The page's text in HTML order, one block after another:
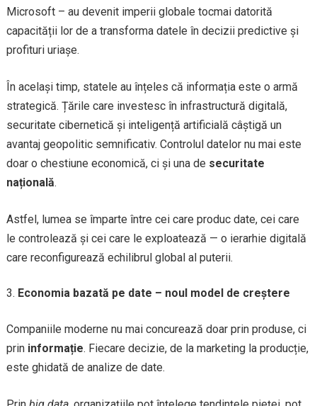
Microsoft – au devenit imperii globale tocmai datorită
capacității lor de a transforma datele în decizii predictive și
profituri uriașe.
În același timp, statele au înțeles că informația este o armă
strategică. Țările care investesc în infrastructură digitală,
securitate cibernetică și inteligență artificială câștigă un
avantaj geopolitic semnificativ. Controlul datelor nu mai este
doar o chestiune economică, ci și una de securitate
națională.
Astfel, lumea se împarte între cei care produc date, cei care
le controlează și cei care le exploatează — o ierarhie digitală
care reconfigurează echilibrul global al puterii.
Economia bazată pe date – noul model de creștere
Companiile moderne nu mai concurează doar prin produse, ci
prin informație. Fiecare decizie, de la marketing la producție,
este ghidată de analize de date.